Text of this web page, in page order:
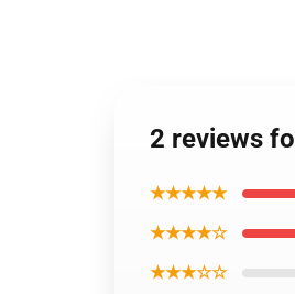
2 reviews
★★★★★
★★★★☆
★★★☆☆